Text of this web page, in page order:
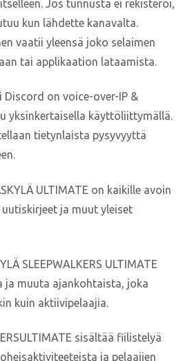
Jos tunnusta ei rekisteröi,
kun lähdette kanavalta.
vaatii yleensä joko selaimen
tai applikaation lataamista.
Discord on voice-over-IP &
yksinkertaisella käyttöliittymällä.
tietynlaista pysyvyyttä
ULTIMATE on kaikille avoin
ja muut yleiset
SLEEPWALKERS ULTIMATE
muuta ajankohtaista, joka
kuin aktiivipelaajia.
sisältää fiilistelyä
ja pelaajien